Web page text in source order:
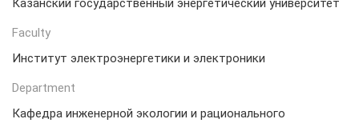
Казанский государственный энергетический университет
Faculty
Институт электроэнергетики и электроники
Department
Кафедра инженерной экологии и рационального